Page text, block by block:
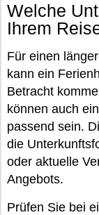
Welche
Ihrem
Für einen
kann ein
Betracht
können auch
passend sein.
die
oder aktuelle
Angebots.
Prüfen Sie bei